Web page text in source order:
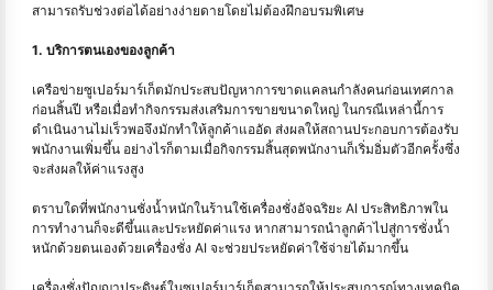
สามารถรับช่วงต่อได้อย่างง่ายดายโดยไม่ต้องฝึกอบรมพิเศษ
1. บริการตนเองของลูกค้า
เครือข่ายซูเปอร์มาร์เก็ตมักประสบปัญหาการขาดแคลนกําลังคนก่อนเทศกาล
ก่อนสิ้นปี หรือเมื่อทํากิจกรรมส่งเสริมการขายขนาดใหญ่ ในกรณีเหล่านี้การ
ดำเนินงานไม่เร็วพอจึงมักทำให้ลูกค้าแออัด ส่งผลให้สถานประกอบการต้องรับ
พนักงานเพิ่มขึ้น อย่างไรก็ตามเมื่อกิจกรรมสิ้นสุดพนักงานก็เริ่มอิ่มตัวอีกครั้งซึ่ง
จะส่งผลให้ค่าแรงสูง
ตราบใดที่พนักงานชั่งน้ำหนักในร้านใช้เครื่องชั่งอัจฉริยะ AI ประสิทธิภาพใน
การทำงานก็จะดีขึ้นและประหยัดค่าแรง หากสามารถนำลูกค้าไปสู่การชั่งน้ำ
หนักด้วยตนเองด้วยเครื่องชั่ง AI จะช่วยประหยัดค่าใช้จ่ายได้มากขึ้น